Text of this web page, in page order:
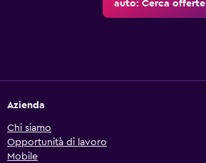
auto: Cerca offerte
Azienda
Chi siamo
Opportunità di lavoro
Mobile